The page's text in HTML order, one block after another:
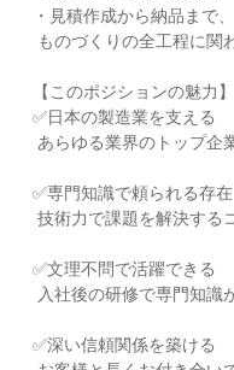
・見積作成から納品まで、
【このポジションの魅力】
✅日本の製造業を支える
✅専門知識で頼られる存在
✅文理不問で活躍できる
✅深い信頼関係を築ける